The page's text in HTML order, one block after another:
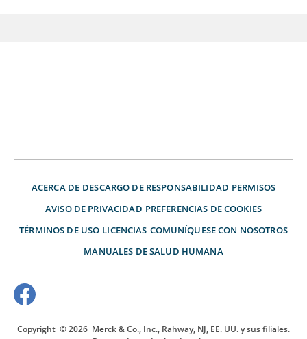
ACERCA DE DESCARGO DE RESPONSABILIDAD PERMISOS
AVISO DE PRIVACIDAD PREFERENCIAS DE COOKIES
TÉRMINOS DE USO LICENCIAS COMUNÍQUESE CON NOSOTROS
MANUALES DE SALUD HUMANA
Copyright © 2026 Merck & Co., Inc., Rahway, NJ, EE. UU. y sus filiales.